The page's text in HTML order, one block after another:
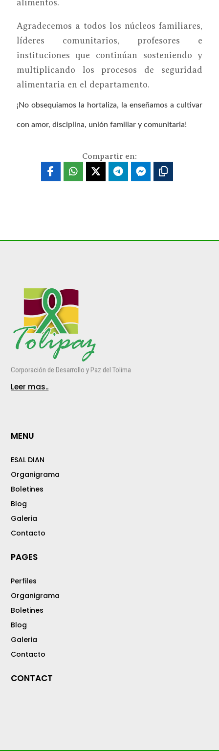
alimentos.
Agradecemos a todos los núcleos familiares,
líderes comunitarios, profesores e
instituciones que continúan sosteniendo y
multiplicando los procesos de seguridad
alimentaria en el departamento.
¡No obsequiamos la hortaliza, la enseñamos a cultivar
con amor, disciplina, unión familiar y comunitaria!
Compartir en:
Corporación de Desarrollo y Paz del Tolima
Leer mas..
MENU
ESAL DIAN
Organigrama
Boletines
Blog
Galeria
Contacto
PAGES
Perfiles
Organigrama
Boletines
Blog
Galeria
Contacto
CONTACT